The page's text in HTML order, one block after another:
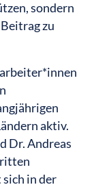
sondern
zu
aktiv.
Dr. Andreas
in der